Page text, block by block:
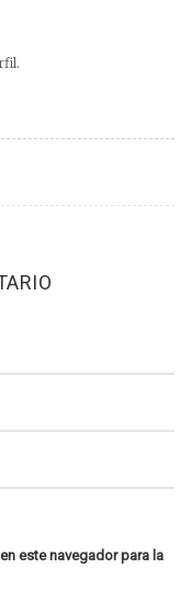
este navegador para la